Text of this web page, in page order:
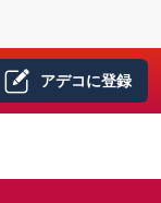
アデコに登録